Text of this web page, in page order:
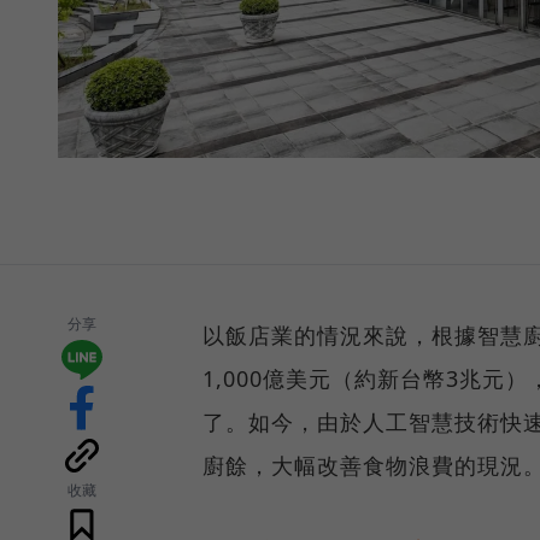
分享
收藏
以飯店業的情況來說，根據智慧
1,000億美元（約新台幣3兆元
了。如今，由於人工智慧技術快
廚餘，大幅改善食物浪費的現況